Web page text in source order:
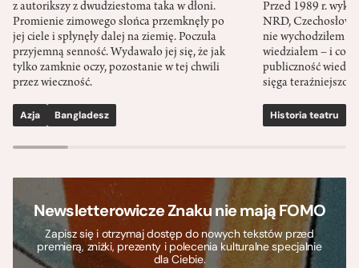
z autorikszy z dwudziestoma taka w dłoni.
Promienie zimowego słońca przemknęły po
jej ciele i spłynęły dalej na ziemię. Poczuła
przyjemną senność. Wydawało jej się, że jak
tylko zamknie oczy, pozostanie w tej chwili
przez wieczność.
Azja Bangladesz
Przed 1989 r.
NRD,
nie wychodziłem
wiedziałem – i co
publiczność
sięga
Historia teatru
Newsletterowicze Znaku nie mają FOMO
Zapisz się i otrzymaj dostęp do nowych tekstów przed
premierą, zniżki, prezenty i polecenia kulturalne specjalnie
dla Ciebie.